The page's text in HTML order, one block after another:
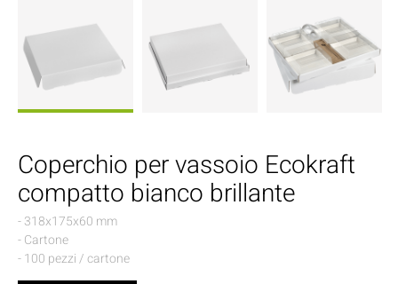
Coperchio per vassoio Ecokraft
compatto bianco brillante
- 318x175x60 mm
- Cartone
- 100 pezzi / cartone